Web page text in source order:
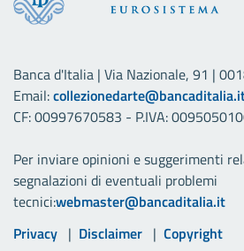
Banca d'Italia | Via Nazionale, 91 |
Email:
CF: 00997670583 - P.IVA:
Per inviare opinioni e suggerimenti
segnalazioni di eventuali problemi
tecnici:webmaster@bancaditalia.it
Link utili
Privacy Disclaimer Copyright